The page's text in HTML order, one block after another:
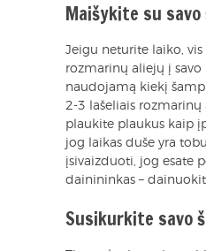
Maišykite su savo
Jeigu neturite laiko,
rozmarinų aliejų į savo
naudojamą kiekį
2-3 lašeliais
plaukite plaukus kaip
jog laikas duše yra
įsivaizduoti, jog esate
dainininkas –
Susikurkite savo